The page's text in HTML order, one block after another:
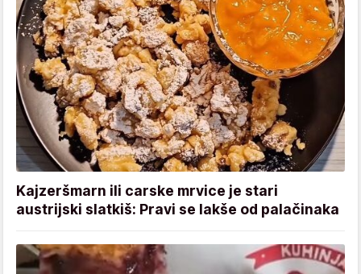
Kajzeršmarn ili carske mrvice je stari
austrijski slatkiš: Pravi se lakše od palačinaka